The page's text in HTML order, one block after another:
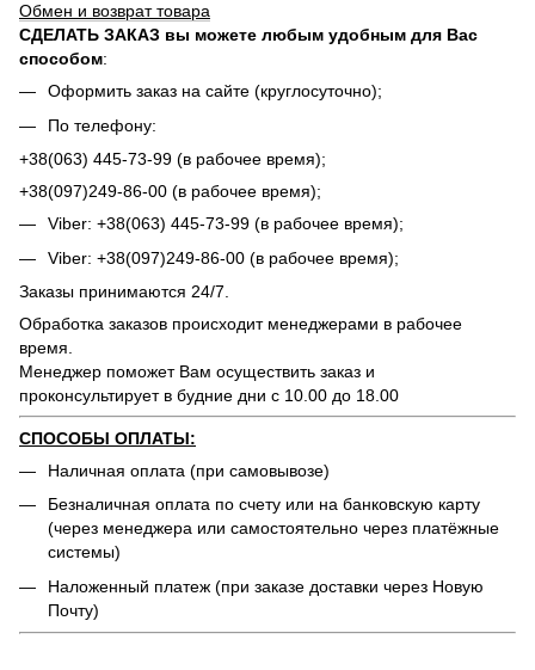
Обмен и возврат товара
СДЕЛАТЬ ЗАКАЗ вы можете любым удобным для Вас
способом:
Оформить заказ на сайте (круглосуточно);
По телефону:
+38(063) 445-73-99 (в рабочее время);
+38(097)249-86-00 (в рабочее время);
Viber: +38(063) 445-73-99 (в рабочее время);
Viber: +38(097)249-86-00 (в рабочее время);
Заказы принимаются 24/7.
Обработка заказов происходит менеджерами в рабочее
время.
Менеджер поможет Вам осуществить заказ и
проконсультирует в будние дни с 10.00 до 18.00
СПОСОБЫ ОПЛАТЫ:
Наличная оплата (при самовывозе)
Безналичная оплата по счету или на банковскую карту
(через менеджера или самостоятельно через платёжные
системы)
Наложенный платеж (при заказе доставки через Новую
Почту)